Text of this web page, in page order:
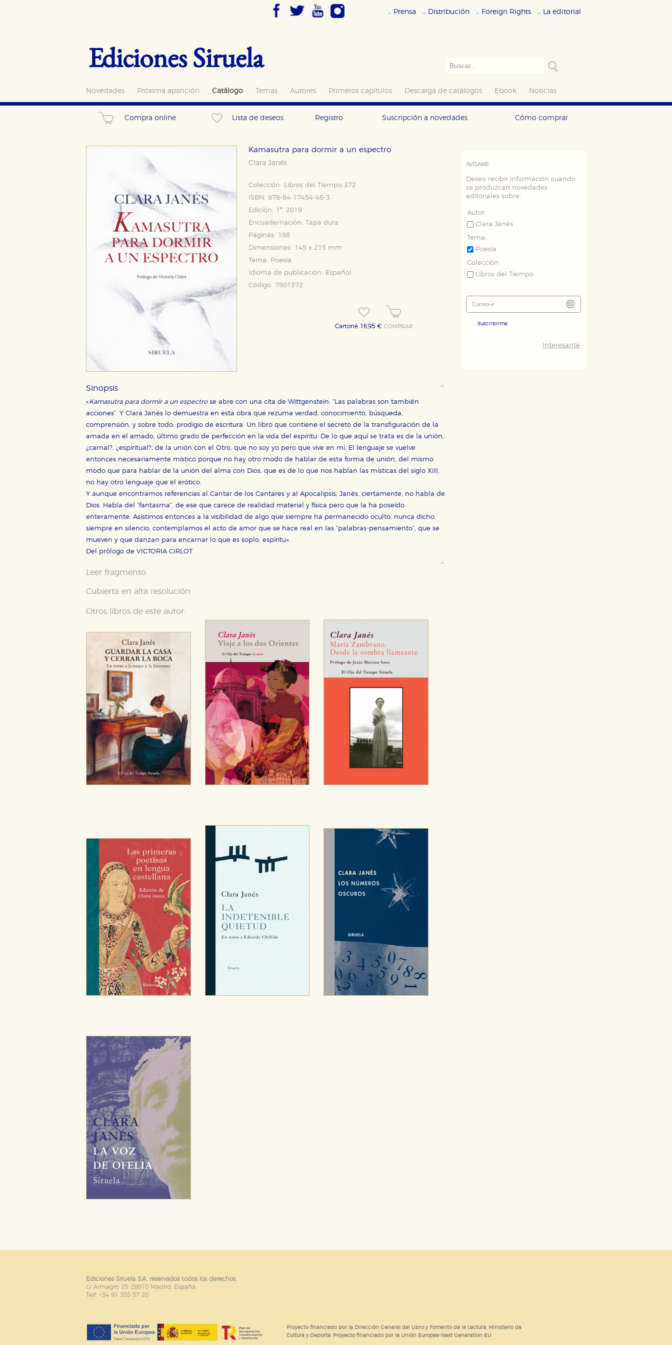
Prensa Distribución Foreign Rights La editorial
Ediciones Siruela
Novedades Próxima aparición Catálogo Temas Autores Primeros capítulos Descarga de catálogos Ebook Noticias
Compra online Lista de deseos Registro Suscripción a novedades Cómo comprar
Kamasutra para dormir a un espectro
Clara Janés
Colección:
Libros del Tiempo 372
ISBN: 978-84-17454-46-3
Edición: 1ª, 2019
Encuadernación: Tapa dura
Páginas: 198
Dimensiones: 145 x 215 mm
Tema:
Poesía
Idioma de publicación:
Español
Código: 7501372
Cartoné 16,95 €COMPRAR
Sinopsis
«Kamasutra para dormir a un espectrose abre con una cita de Wittgenstein: “Las palabras son también
acciones”. Y Clara Janés lo demuestra en esta obra que rezuma verdad, conocimiento, búsqueda,
comprensión, y sobre todo, prodigio de escritura. Un libro que contiene el secreto de la transfiguración de la
amada en el amado, último grado de perfección en la vida del espíritu. De lo que aquí se trata es de la unión,
¿carnal?, ¿espiritual?, de la unión con el Otro, que no soy yo pero que vive en mí. El lenguaje se vuelve
entonces necesariamente místico porque no hay otro modo de hablar de esta forma de unión, del mismo
modo que para hablar de la unión del alma con Dios, que es de lo que nos hablan las místicas del siglo XIII,
no hay otro lenguaje que el erótico.
Y aunque encontramos referencias al Cantar de los Cantares y al Apocalipsis, Janés, ciertamente, no habla de
Dios. Habla del “fantasma”, de ese que carece de realidad material y física pero que la ha poseído
enteramente. Asistimos entonces a la visibilidad de algo que siempre ha permanecido oculto, nunca dicho,
siempre en silencio; contemplamos el acto de amor que se hace real en las “palabras-pensamiento”, que se
mueven y que danzan para encarnar lo que es soplo, espíritu».
Del prólogo de VICTORIA CIRLOT
Leer fragmento
Cubierta en alta resolución
Otros libros de este autor:
AVÍSAME
Deseo recibir información cuando
se produzcan novedades
editoriales sobre:
Autor:
Clara Janés
Tema:
Poesía
Colección:
Libros del Tiempo
Suscribirme
Interesante
Ediciones Siruela S.A. reservados todos los derechos.
c/ Almagro 25. 28010 Madrid. España
Telf. +34 91 355 57 20
Proyecto financiado por la Dirección General del Libro y Fomento de la Lectura, Ministerio de
Cultura y Deporte. Proyecto financiado por la Unión Europea-Next Generation EU
CONFIGURACIÓN DE COOKIES
Cookies necesarias
Estas cookies son necesarias para que nuestro sitio web funcione y no es posible deshabilitarlas desde nuestro sistema. Es posible
hacerlo desde el navegador, pero en ese caso es posible que algunas áreas de nuestra web dejen de funcionar correctamente.
Cookies de rendimiento y analíticas
Estas cookies se utilizan para mejorar su experiencia de navegación y optimizar el funcionamiento de nuestro sitio web. Almacenan
configuraciones de servicios para que no tenga que reconfigurarlos cada vez que nos visita. La información es agregada y, por lo
tanto, es anónima.
Cookies de publicidad y redes sociales
Estas cookies son gestionadas por nuestros socios publicitarios y se utilizan para mostrar publicidad relevante para sus intereses en
Puede consultar nuestra